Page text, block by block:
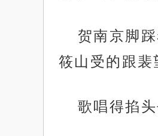
贺南京脚
筱山受的跟裴
歌唱得掐